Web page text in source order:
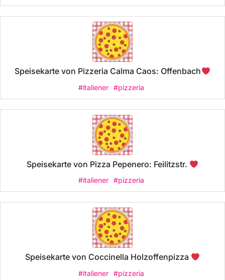
Speisekarte von Pizzeria Calma Caos: Offenbach
#italiener #pizzeria
Speisekarte von Pizza Pepenero: Feilitzstr.
#italiener #pizzeria
Speisekarte von Coccinella Holzoffenpizza
#italiener #pizzeria